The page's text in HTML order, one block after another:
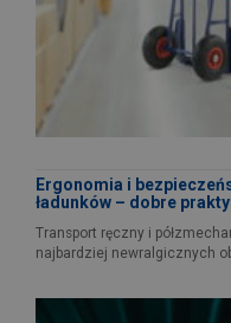
Ergonomia i
ładunków – dobre
Transport ręczny i
najbardziej newralgicznych